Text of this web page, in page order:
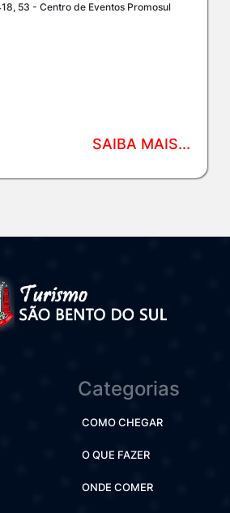
53 - Centro de Eventos Promosul
SAIBA MAIS...
Categorias
COMO CHEGAR
O QUE FAZER
ONDE COMER